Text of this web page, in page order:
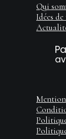
Qui
Idées